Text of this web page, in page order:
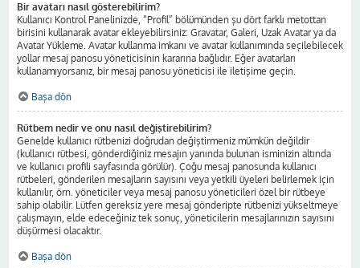
Bir avatarı nasıl gösterebilirim?
Kullanıcı Kontrol Panelinizde, “Profil” bölümünden şu dört farklı metottan
birisini kullanarak avatar ekleyebilirsiniz: Gravatar, Galeri, Uzak Avatar ya da
Avatar Yükleme. Avatar kullanma imkanı ve avatar kullanımında seçilebilecek
yollar mesaj panosu yöneticisinin kararına bağlıdır. Eğer avatarları
kullanamıyorsanız, bir mesaj panosu yöneticisi ile iletişime geçin.
Başa dön
Rütbem nedir ve onu nasıl değiştirebilirim?
Genelde kullanıcı rütbenizi doğrudan değiştirmeniz mümkün değildir
(kullanıcı rütbesi, gönderdiğiniz mesajın yanında bulunan isminizin altında
ve kullanıcı profili sayfasında görülür). Çoğu mesaj panosunda kullanıcı
rütbeleri, gönderilen mesajların sayısını veya yetkili üyeleri belirlemek için
kullanılır, örn. yöneticiler veya mesaj panosu yöneticileri özel bir rütbeye
sahip olabilir. Lütfen gereksiz yere mesaj gönderipte rütbenizi yükseltmeye
çalışmayın, elde edeceğiniz tek sonuç, yöneticilerin mesajlarınızın sayısını
düşürmesi olacaktır.
Başa dön